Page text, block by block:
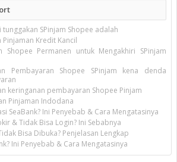
SPinjam Shopee adalah
Kredit Kancil
Shopee Permanen untuk Mengakhiri SPinjam
Pembayaran Shopee SPinjam kena denda
keringanan pembayaran Shopee Pinjam
Pinjaman Indodana
SeaBank? Ini Penyebab & Cara Mengatasinya
& Tidak Bisa Login? Ini Sebabnya
Bisa Dibuka? Penjelasan Lengkap
Ini Penyebab & Cara Mengatasinya